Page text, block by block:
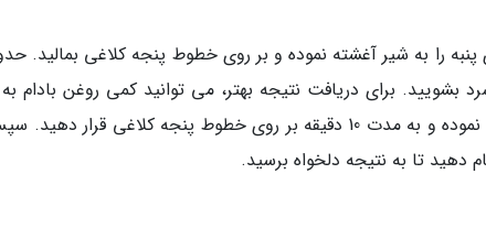
برای دریافت نتیجه بهتر، می توانید کمی روغن بادام
اضافه کنید و ترکیب به دست آمده را به پنبه آغشته نموده و به مدت 10 دقیقه بر روی خطوط پنجه کلاغی قرار
دهید تا به نتیجه دلخواه برسید.